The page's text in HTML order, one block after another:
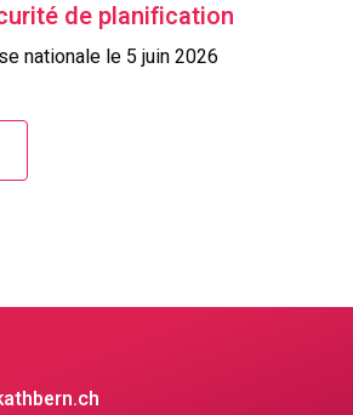
de planification
nationale le 5 juin 2026